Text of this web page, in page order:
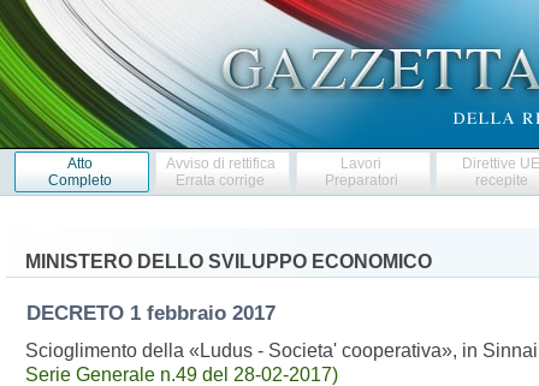
Atto
Completo
Avviso di rettifica
Errata corrige
Lavori
Preparatori
Direttive
recepite
MINISTERO DELLO SVILUPPO ECONOMICO
DECRETO 1 febbraio 2017
Scioglimento della «Ludus - Societa' cooperativa», in
Serie Generale n.49 del 28-02-2017)